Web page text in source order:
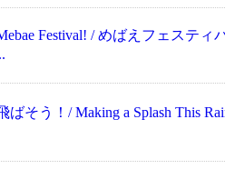
Festival! / めばえフェスティ
そう！/ Making a Splash This